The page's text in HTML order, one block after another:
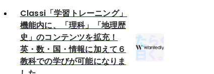
Classi「学習トレーニング」
機能内に、「理科」「地理歴
史」のコンテンツを拡充！
英・数・国・情報に加えて６
教科での学びが可能になりま